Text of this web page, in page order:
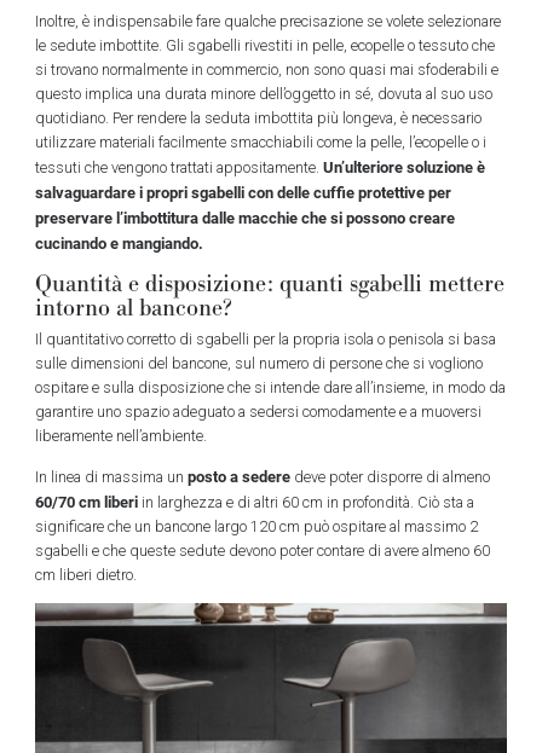
Inoltre, è indispensabile fare qualche precisazione se volete selezionare
le sedute imbottite. Gli sgabelli rivestiti in pelle, ecopelle o tessuto che
si trovano normalmente in commercio, non sono quasi mai sfoderabili e
questo implica una durata minore dell’oggetto in sé, dovuta al suo uso
quotidiano. Per rendere la seduta imbottita più longeva, è necessario
utilizzare materiali facilmente smacchiabili come la pelle, l’ecopelle o i
tessuti che vengono trattati appositamente. Un’ulteriore soluzione è
salvaguardare i propri sgabelli con delle cuffie protettive per
preservare l’imbottitura dalle macchie che si possono creare
cucinando e mangiando.
Quantità e disposizione: quanti sgabelli mettere
intorno al bancone?
Il quantitativo corretto di sgabelli per la propria isola o penisola si basa
sulle dimensioni del bancone, sul numero di persone che si vogliono
ospitare e sulla disposizione che si intende dare all’insieme, in modo da
garantire uno spazio adeguato a sedersi comodamente e a muoversi
liberamente nell’ambiente.
In linea di massima un posto a sederedeve poter disporre di almeno
60/70 cm liberiin larghezza e di altri 60 cm in profondità. Ciò sta a
significare che un bancone largo 120 cm può ospitare al massimo 2
sgabelli e che queste sedute devono poter contare di avere almeno 60
cm liberi dietro.